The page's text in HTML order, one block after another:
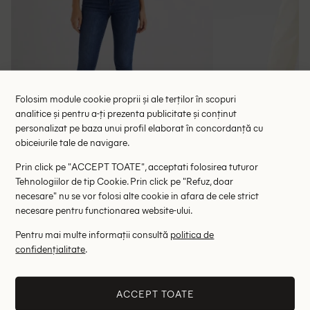
Blugi Pepe Jeans, albastru
138.00 lei 279.00 lei
RRP: 429.00 lei
W26/L28
Folosim module cookie proprii și ale terților în scopuri
analitice și pentru a-ți prezenta publicitate și conținut
personalizat pe baza unui profil elaborat în concordanță cu
obiceiurile tale de navigare.
Prin click pe "ACCEPT TOATE", acceptati folosirea tuturor
Tehnologiilor de tip Cookie. Prin click pe "Refuz, doar
necesare" nu se vor folosi alte cookie in afara de cele strict
necesare pentru functionarea website-ului.
Pentru mai multe informații consultă politica de
confidențialitate.
ACCEPT TOATE